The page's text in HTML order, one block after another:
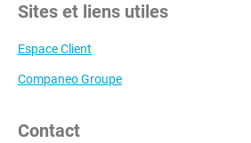
Sites et liens utiles
Espace Client
Companeo Groupe
Contact